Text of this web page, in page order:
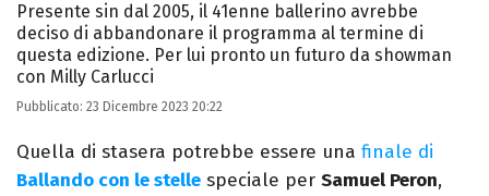
Presente sin dal 2005, il 41enne ballerino avrebbe
deciso di abbandonare il programma al termine di
questa edizione. Per lui pronto un futuro da showman
con Milly Carlucci
Pubblicato: 23 Dicembre 2023 20:22
Quella di stasera potrebbe essere una finale di
Ballando con le stelle speciale per Samuel Peron,